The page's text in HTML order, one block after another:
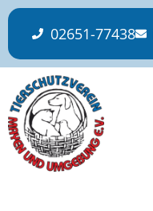
content
02651-77438